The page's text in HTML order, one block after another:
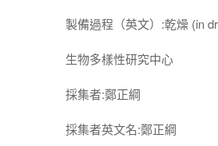
製備過程（英文）:乾燥 (in
生物多樣性研究中心
採集者:鄭正綱
採集者英文名:鄭正綱